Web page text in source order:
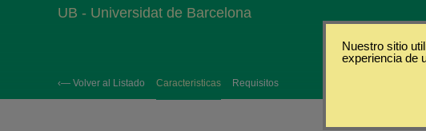
UB - Universidat de Barcelona
‹— Volver al Listado Caracteristicas Requisitos
Nuestro sitio
experiencia de